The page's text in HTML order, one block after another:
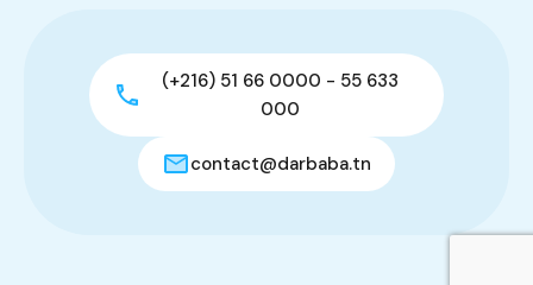
(+216) 51 66 0000 - 55 633
000
contact@darbaba.tn